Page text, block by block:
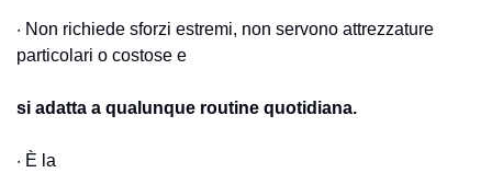
· Non richiede sforzi estremi, non servono attrezzature
particolari o costose e
si adatta a qualunque routine quotidiana.
· È la